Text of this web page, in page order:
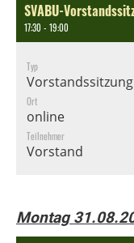
SVABU-
17:30 - 19:00
Typ
Vorstandssitzung
Ort
online
Teilnehmer
Vorstand
Montag